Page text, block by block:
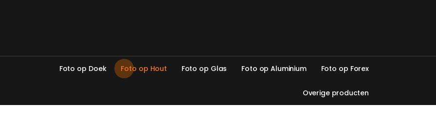
Foto op Doek Foto op Hout Foto op Glas Foto op Aluminium Foto op Forex
Overige producten